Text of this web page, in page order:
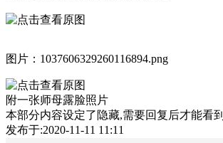
图片：1037606329260116894.png
附一张师母露脸照片
本部分内容设定了隐藏,需要回复后才能看到
发布于:2020-11-11 11:11